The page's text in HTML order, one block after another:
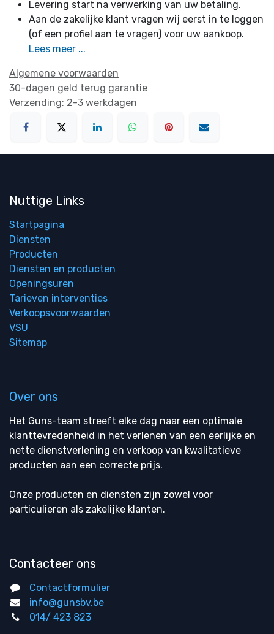
Levering start na verwerking van uw betaling.
Aan de zakelijke klant vragen wij eerst in te loggen
(of een profiel aan te vragen) voor uw aankoop.
Lees meer ...
Algemene voorwaarden
30-dagen geld terug garantie
Verzending: 2-3 werkdagen
Nuttige Links
Startpagina
Diensten
Producten
Diensten en producten
Openingsuren
Tarieven interventies
Verkoopsvoorwaarden
VSU
Sitemap
Over ons
Het Guns-team streeft elke dag naar een optimale
klanttevredenheid in het verlenen van een eerlijke en
nette dienstverlening en verkoop van kwalitatieve
producten aan een correcte prijs.
Onze producten en diensten zijn zowel voor
particulieren als zakelijke klanten.
Contacteer ons
Contactformulier
info@gunsbv.be
014/ 423 823